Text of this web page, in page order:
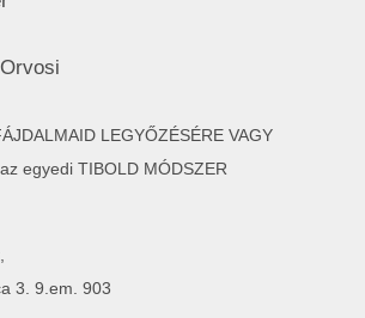
LEGYŐZÉSÉRE VAGY
egyedi TIBOLD MÓDSZER
3. 9.em. 903